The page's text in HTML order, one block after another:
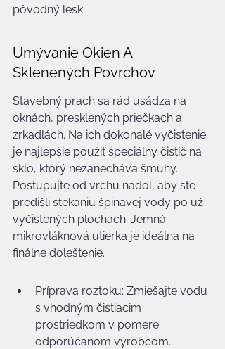
pôvodný lesk.
Umývanie Okien A
Sklenených Povrchov
Stavebný prach sa rád usádza na
oknách, presklených priečkach a
zrkadlách. Na ich dokonalé vyčistenie
je najlepšie použiť špeciálny čistič na
sklo, ktorý nezanecháva šmuhy.
Postupujte od vrchu nadol, aby ste
predišli stekaniu špinavej vody po už
vyčistených plochách. Jemná
mikrovláknová utierka je ideálna na
finálne doleštenie.
Príprava roztoku: Zmiešajte vodu
s vhodným čistiacim
prostriedkom v pomere
odporúčanom výrobcom.